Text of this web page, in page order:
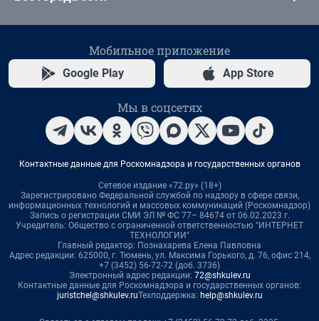
Мобильное приложение
Google Play App Store
Мы в соцсетях
Контактные данные для Роскомнадзора и государственных органов
Сетевое издание «72.ру» (18+)
Зарегистрировано Федеральной службой по надзору в сфере связи,
информационных технологий и массовых коммуникаций (Роскомнадзор)
Запись о регистрации СМИ ЭЛ № ФС 77– 84674 от 06.02.2023 г.
Учредитель: Общество с ограниченной ответственностью "ИНТЕРНЕТ
ТЕХНОЛОГИИ"
Главный редактор: Познахарева Елена Павловна
Адрес редакции: 625000, г. Тюмень, ул. Максима Горького, д. 76, офис 214,
+7 (3452) 56-72-72 (доб. 3736)
Электронный адрес редакции: 72@shkulev.ru
Контактные данные для Роскомнадзора и государственных органов:
juristchel@shkulev.ruТехподдержка: help@shkulev.ru